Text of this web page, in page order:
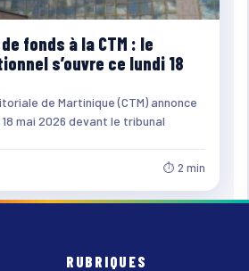
fonds à la CTM : le
s’ouvre ce lundi 18
de Martinique (CTM) annonce
mai 2026 devant le tribunal
⏱ 2 min
RUBRIQUES